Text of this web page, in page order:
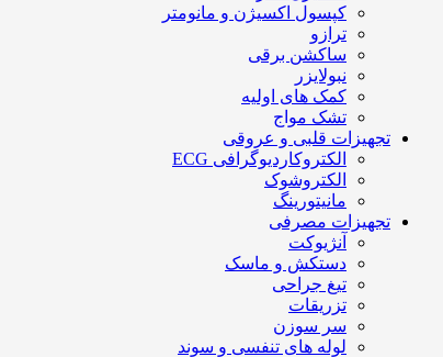
کپسول اکسیژن و مانومتر
ترازو
ساکشن برقی
نبولایزر
کمک های اولیه
تشک مواج
تجهیزات قلبی و عروقی
الکتروکاردیوگرافی ECG
الکتروشوک
مانیتورینگ
تجهیزات مصرفی
آنژیوکت
دستکش و ماسک
تیغ جراحی
تزریقات
سر سوزن
لوله های تنفسی و سوند